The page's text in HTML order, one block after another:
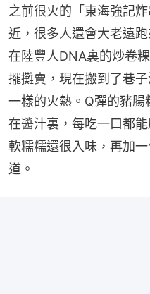
之前很火的「東海強記
近，很多人還會大老遠
在陸豐人DNA裏的炒卷
擺攤賣，現在搬到了巷
一樣的火熱。Q彈的豬
在醬汁裏，每吃一口都
軟糯糯還很入味，再加
道。